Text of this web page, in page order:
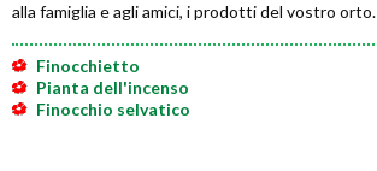
alla famiglia e agli amici, i prodotti del vostro orto.
Finocchietto
Pianta dell'incenso
Finocchio selvatico